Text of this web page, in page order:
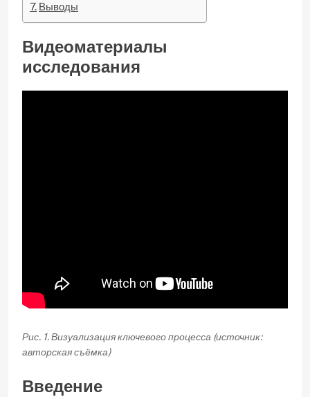
Выводы
Видеоматериалы
исследования
Рис. 1. Визуализация ключевого процесса (источник:
авторская съёмка)
Введение